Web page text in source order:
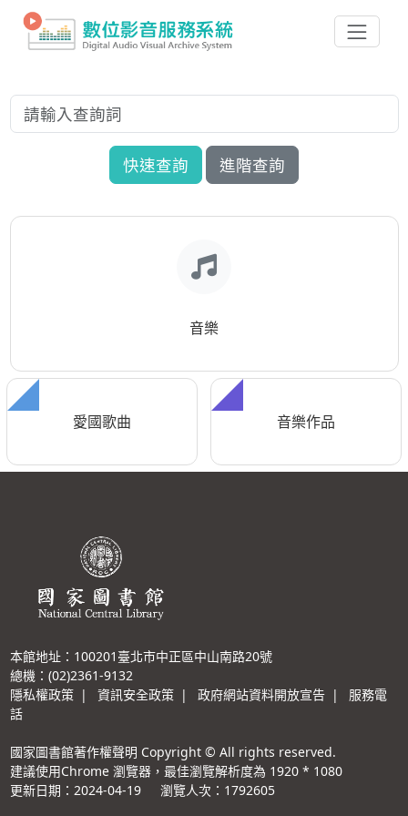
快速查詢 進階查詢
音樂
愛國歌曲 音樂作品
本館地址：100201臺北市中正區中山南路20號
總機：(02)2361-9132
隱私權政策 | 資訊安全政策 | 政府網站資料開放宣告 |
服務電
話
國家圖書館著作權聲明 Copyright © All rights reserved.
建議使用Chrome 瀏覽器，最佳瀏覽解析度為 1920 * 1080
更新日期：2024-04-19
瀏覽人次：1792605